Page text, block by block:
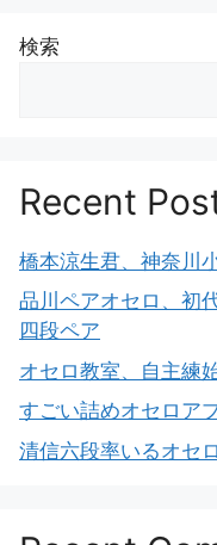
検索
Recent
橋本涼生君、神奈川
品川ペアオセロ、初
四段ペア
オセロ教室、自主練
すごい詰めオセロア
清信六段率いるオセ